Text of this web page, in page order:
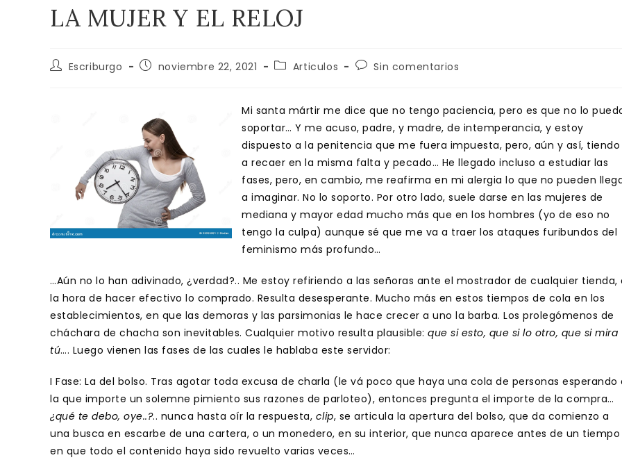
LA MUJER Y EL RELOJ
AutorEscriburgo
Publicación
noviembre 22, 2021
Categoría
entrada:
Articulos
Comentarios
Sin comentarios
Mi santa mártir me dice que no tengo paciencia, pero es que no lo
soportar… Y me acuso, padre, y madre, de intemperancia, y estoy
dispuesto a la penitencia que me fuera impuesta, pero, aún y así, tiendo
a recaer en la misma falta y pecado… He llegado incluso a estudiar las
fases, pero, en cambio, me reafirma en mi alergia lo que no pueden
a imaginar. No lo soporto. Por otro lado, suele darse en las mujeres de
mediana y mayor edad mucho más que en los hombres (yo de eso no
tengo la culpa) aunque sé que me va a traer los ataques furibundos del
feminismo más profundo…
…Aún no lo han adivinado, ¿verdad?.. Me estoy refiriendo a las señoras ante el mostrador de cualquier tienda,
la hora de hacer efectivo lo comprado. Resulta desesperante. Mucho más en estos tiempos de cola en los
establecimientos, en que las demoras y las parsimonias le hace crecer a uno la barba. Los prolegómenos de
cháchara de chacha son inevitables. Cualquier motivo resulta plausible: que si esto, que si lo otro, que si mira
tú…. Luego vienen las fases de las cuales le hablaba este servidor:
I Fase: La del bolso. Tras agotar toda excusa de charla (le vá poco que haya una cola de personas esperando
la que importe un solemne pimiento sus razones de parloteo), entonces pregunta el importe de la compra…
¿qué te debo, oye..?.. nunca hasta oír la respuesta, clip, se articula la apertura del bolso, que da comienzo a
una busca en escarbe de una cartera, o un monedero, en su interior, que nunca aparece antes de un tiempo
en que todo el contenido haya sido revuelto varias veces…